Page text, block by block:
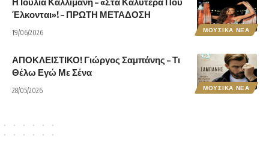
ΜΟΥΣΙΚΑ ΝΕΑ
Έλκονται»! – ΠΡΩΤΗ ΜΕΤΑΔΟΣΗ
19/06/2026
ΜΟΥΣΙΚΑ ΝΕΑ
ΑΠΟΚΛΕΙΣΤΙΚΟ! Γιώργος Σαμπάνης – Τι
Θέλω Εγώ Με Σένα
28/05/2026